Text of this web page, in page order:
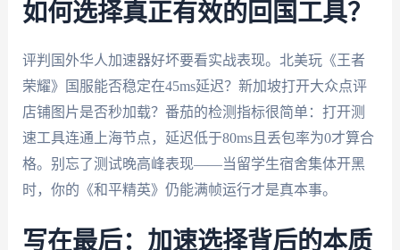
如何选择真正有效的回国工具？
评判国外华人加速器好坏要看实战表现。北美玩《王者
荣耀》国服能否稳定在45ms延迟？新加坡打开大众点评
店铺图片是否秒加载？番茄的检测指标很简单：打开测
速工具连通上海节点，延迟低于80ms且丢包率为0才算合
格。别忘了测试晚高峰表现——当留学生宿舍集体开黑
时，你的《和平精英》仍能满帧运行才是真本事。
写在最后：加速选择背后的本质